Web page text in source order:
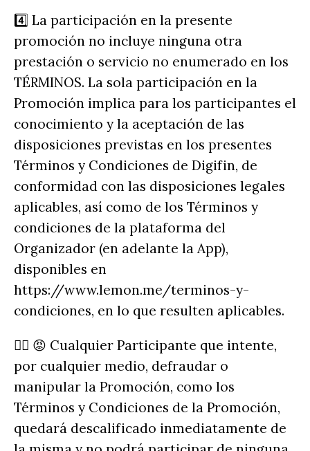
4️⃣ La participación en la presente
promoción no incluye ninguna otra
prestación o servicio no enumerado en los
TÉRMINOS. La sola participación en la
Promoción implica para los participantes el
conocimiento y la aceptación de las
disposiciones previstas en los presentes
Términos y Condiciones de Digifin, de
conformidad con las disposiciones legales
aplicables, así como de los Términos y
condiciones de la plataforma del
Organizador (en adelante la App),
disponibles en
https://www.lemon.me/terminos-y-
condiciones, en lo que resulten aplicables.
✋🏻 😡 Cualquier Participante que intente,
por cualquier medio, defraudar o
manipular la Promoción, como los
Términos y Condiciones de la Promoción,
quedará descalificado inmediatamente de